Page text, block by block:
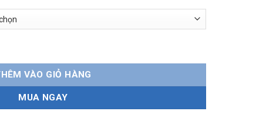
xương sắt, bền bỉ, dễ lắp đặt số lượng
VÀO GIỎ HÀNG
MUA NGAY